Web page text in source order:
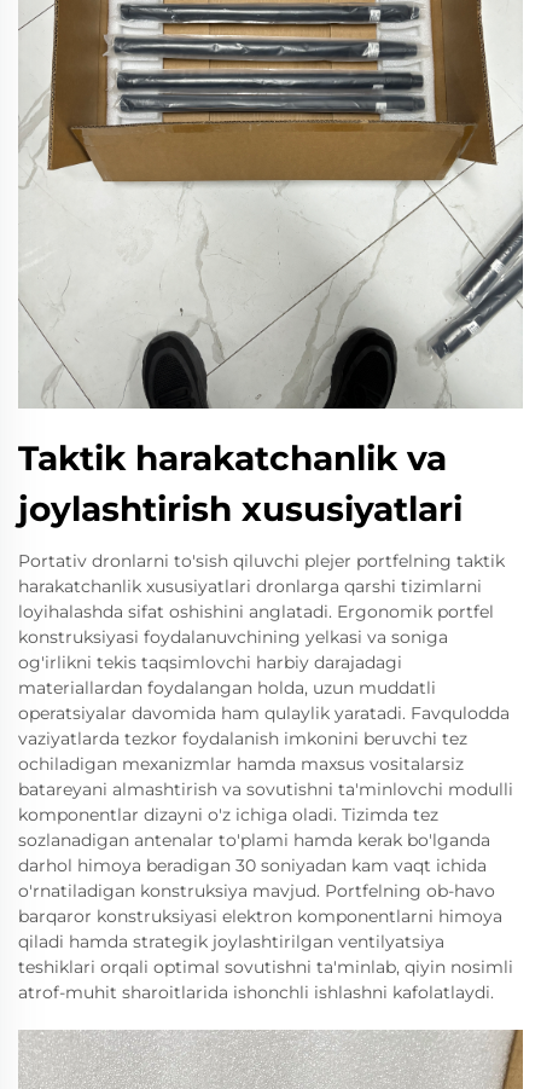
Taktik harakatchanlik va
joylashtirish xususiyatlari
Portativ dronlarni to'sish qiluvchi plejer portfelning taktik
harakatchanlik xususiyatlari dronlarga qarshi tizimlarni
loyihalashda sifat oshishini anglatadi. Ergonomik portfel
konstruksiyasi foydalanuvchining yelkasi va soniga
og'irlikni tekis taqsimlovchi harbiy darajadagi
materiallardan foydalangan holda, uzun muddatli
operatsiyalar davomida ham qulaylik yaratadi. Favqulodda
vaziyatlarda tezkor foydalanish imkonini beruvchi tez
ochiladigan mexanizmlar hamda maxsus vositalarsiz
batareyani almashtirish va sovutishni ta'minlovchi modulli
komponentlar dizayni o'z ichiga oladi. Tizimda tez
sozlanadigan antenalar to'plami hamda kerak bo'lganda
darhol himoya beradigan 30 soniyadan kam vaqt ichida
o'rnatiladigan konstruksiya mavjud. Portfelning ob-havo
barqaror konstruksiyasi elektron komponentlarni himoya
qiladi hamda strategik joylashtirilgan ventilyatsiya
teshiklari orqali optimal sovutishni ta'minlab, qiyin nosimli
atrof-muhit sharoitlarida ishonchli ishlashni kafolatlaydi.